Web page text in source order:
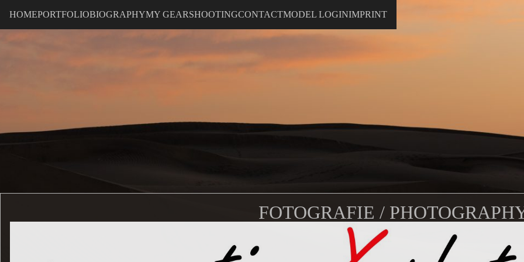
HOMEPORTFOLIOBIOGRAPHYMY GEARSHOOTINGCONTACTMODEL LOGINIMPRINT
FOTOGRAFIE /